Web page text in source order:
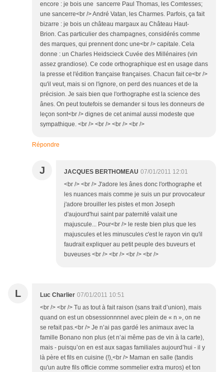
encore : je bois une sancerre Paul Thomas, les Comtesses;
une sancerre<br /> André Vatan, les Charmes. Parfois, ça fait
bizarre : je bois un château margaux au Château Haut-
Brion. Cas particulier des champagnes, considérés comme
des marques, qui prennent donc une<br /> capitale. Cela
donne : un Charles Heidscieck Cuvée des Millénaires (vin
assez grandiose). Ce code orthographique est en usage dans
la presse et l'édition française françaises. Chacun fait ce<br />
qu'il veut, mais si on l'ignore, on perd des nuances et de la
précision. Je sais bien que l'orthographe est la science des
ânes. On peut toutefois se demander si tous les donneurs de
leçon sont<br /> dignes de cet animal aussi modeste que
sympathique. <br /> <br /> <br /> <br />
Répondre
J JACQUES BERTHOMEAU 07/01/2011 12:01
<br /> <br /> J'adore les ânes donc l'orthographe et
les nuances mais comme je suis un pur provocateur
j'adore brouiller les pistes et mon Joseph
d'aujourd'hui saint par paternité valait une
majuscule... Pour<br /> le reste bien plus que les
majuscules et les minuscules c'est le rayon vin qu'il
faudrait expliquer au petit peuple des buveurs et
buveuses <br /> <br /> <br /> <br />
L Luc Charlier 07/01/2011 10:51
<br /> <br /> Tu as tout à fait raison (sans trait d’union), mais
quand on est un obsessionnnnel avec plein de « n », on ne
se refait pas.<br /> Je n’ai pas gardé les animaux avec la
famille Bonano non plus (et n’ai même pas de vin à la carte),
mais - puisqu’on en est aux sagas familiales aujourd’hui - il y
là père et fils en cuisine (!),<br /> Maman en salle (tandis
qu'un autre fils officie comme sommelier extra muros) et ton